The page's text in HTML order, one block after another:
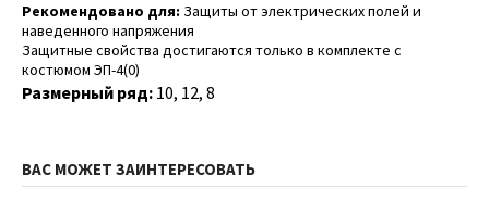
Рекомендовано для: Защиты от электрических полей и
наведенного напряжения
Защитные свойства достигаются только в комплекте с
костюмом ЭП-4(0)
Размерный ряд: 10, 12, 8
ВАС МОЖЕТ ЗАИНТЕРЕСОВАТЬ